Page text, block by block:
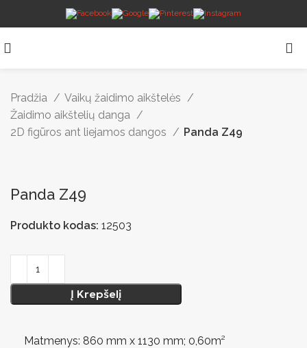
Pradžia
Vaikų žaidimo aikštelės
Žaidimo aikštelių danga
2D figūros ant liejamos dangos
Panda Z49
Panda Z49
Produkto kodas: 12503
Į Krepšelį
Matmenys: 860 mm x 1130 mm; 0,60m²